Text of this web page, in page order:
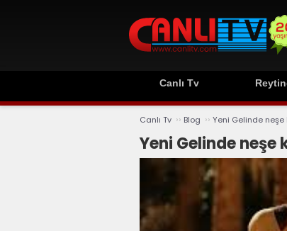
Canlı Tv
Canlı Tv ›› Blog ›› Yeni Gelinde
Yeni Gelinde